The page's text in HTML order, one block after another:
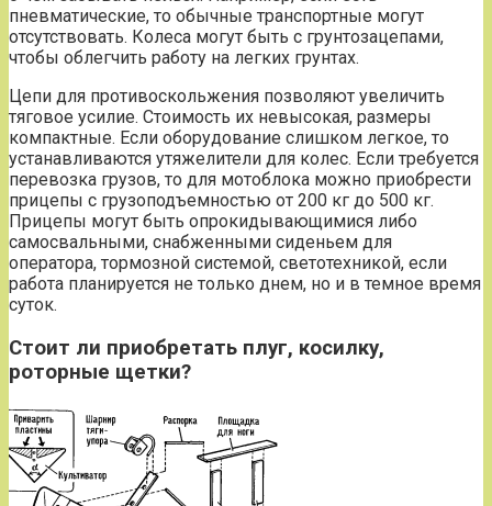
пневматические, то обычные транспортные могут
отсутствовать. Колеса могут быть с грунтозацепами,
чтобы облегчить работу на легких грунтах.
Цепи для противоскольжения позволяют увеличить
тяговое усилие. Стоимость их невысокая, размеры
компактные. Если оборудование слишком легкое, то
устанавливаются утяжелители для колес. Если требуется
перевозка грузов, то для мотоблока можно приобрести
прицепы с грузоподъемностью от 200 кг до 500 кг.
Прицепы могут быть опрокидывающимися либо
самосвальными, снабженными сиденьем для
оператора, тормозной системой, светотехникой, если
работа планируется не только днем, но и в темное время
суток.
Стоит ли приобретать плуг, косилку,
роторные щетки?